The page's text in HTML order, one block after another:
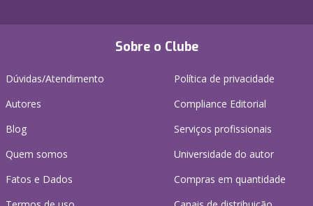
Sobre o Clube
Dúvidas/Atendimento
Autores
Blog
Quem somos
Fatos e Dados
Política de privacidade
Compliance Editorial
Serviços profissionais
Universidade do autor
Compras em quantidade